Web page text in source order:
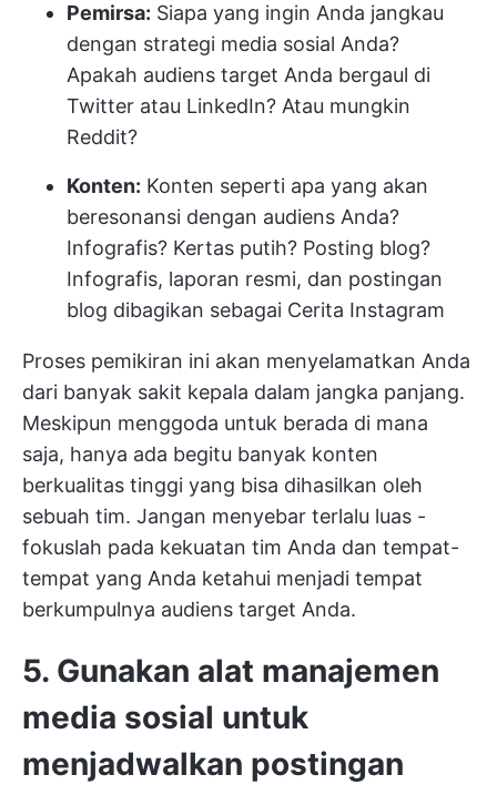
Pemirsa: Siapa yang ingin Anda jangkau
dengan strategi media sosial Anda?
Apakah audiens target Anda bergaul di
Twitter atau LinkedIn? Atau mungkin
Reddit?
Konten: Konten seperti apa yang akan
beresonansi dengan audiens Anda?
Infografis? Kertas putih? Posting blog?
Infografis, laporan resmi, dan postingan
blog dibagikan sebagai Cerita Instagram
Proses pemikiran ini akan menyelamatkan Anda
dari banyak sakit kepala dalam jangka panjang.
Meskipun menggoda untuk berada di mana
saja, hanya ada begitu banyak konten
berkualitas tinggi yang bisa dihasilkan oleh
sebuah tim. Jangan menyebar terlalu luas -
fokuslah pada kekuatan tim Anda dan tempat-
tempat yang Anda ketahui menjadi tempat
berkumpulnya audiens target Anda.
5. Gunakan alat manajemen
media sosial untuk
menjadwalkan postingan